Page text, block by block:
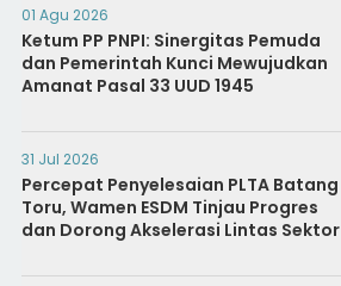
01 Agu 2026
Ketum PP PNPI: Sinergitas Pemuda
dan Pemerintah Kunci Mewujudkan
Amanat Pasal 33 UUD 1945
31 Jul 2026
Percepat Penyelesaian PLTA Batang
Toru, Wamen ESDM Tinjau Progres
dan Dorong Akselerasi Lintas Sektor